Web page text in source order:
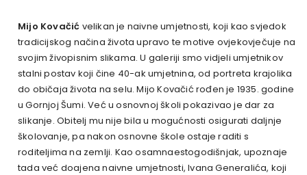
Mijo Kovačić velikan je naivne umjetnosti, koji kao svjedok
tradicijskog načina života upravo te motive ovjekovječuje na
svojim živopisnim slikama. U galeriji smo vidjeli umjetnikov
stalni postav koji čine 40-ak umjetnina, od portreta krajolika
do običaja života na selu. Mijo Kovačić rođen je 1935. godine
u Gornjoj Šumi. Već u osnovnoj školi pokazivao je dar za
slikanje. Obitelj mu nije bila u mogućnosti osigurati daljnje
školovanje, pa nakon osnovne škole ostaje raditi s
roditeljima na zemlji. Kao osamnaestogodišnjak, upoznaje
tada već doajena naivne umjetnosti, Ivana Generalića, koji